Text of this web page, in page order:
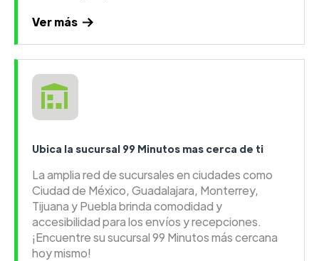
Ver más
Ubica la sucursal 99 Minutos mas cerca de ti
La amplia red de sucursales en ciudades como
Ciudad de México, Guadalajara, Monterrey,
Tijuana y Puebla brinda comodidad y
accesibilidad para los envíos y recepciones.
¡Encuentre su sucursal 99 Minutos más cercana
hoy mismo!